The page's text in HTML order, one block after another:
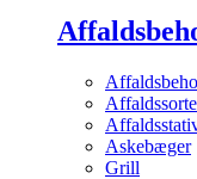
Askebæger
Grill